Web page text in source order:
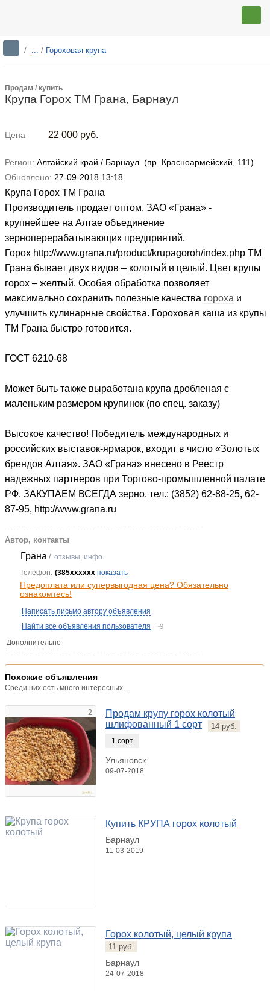
/ ... / Гороховая крупа
Продам / купить
Крупа Горох ТМ Грана, Барнаул
Цена 22 000 руб.
Регион: Алтайский край / Барнаул (пр. Красноармейский, 111)
Обновлено: 27-09-2018 13:18
Крупа Горох ТМ Грана
Производитель продает оптом. ЗАО «Грана» -
крупнейшее на Алтае объединение
зерноперерабатывающих предприятий.
Горох http://www.grana.ru/product/krupagoroh/index.php ТМ
Грана бывает двух видов – колотый и целый. Цвет крупы
горох – желтый. Особая обработка позволяет
максимально сохранить полезные качества гороха и
улучшить кулинарные свойства. Гороховая каша из крупы
ТМ Грана быстро готовится.
ГОСТ 6210-68
Может быть также выработана крупа дробленая с
маленьким размером крупинок (по спец. заказу)
Высокое качество! Победитель международных и
российских выставок-ярмарок, входит в число «Золотых
брендов Алтая». ЗАО «Грана» внесено в Реестр
надежных партнеров при Торгово-промышленной палате
РФ. ЗАКУПАЕМ ВСЕГДА зерно. тел.: (3852) 62-88-25, 62-
87-95, http://www.grana.ru
Автор, контакты
Грана / отзывы, инфо.
Телефон: (385xxxxxx показать
Предоплата или супервыгодная цена? Обязательно
ознакомтесь!
Написать письмо автору объявления
Найти все объявления пользователя
~9
Дополнительно
Похожие объявления
Среди них есть много интересных...
2
Продам крупу горох колотый
шлифованный 1 сорт
14 руб.
1 сорт
Ульяновск
09-07-2018
Купить КРУПА горох колотый
Барнаул
11-03-2019
Горох колотый, целый крупа
11 руб.
Барнаул
24-07-2018